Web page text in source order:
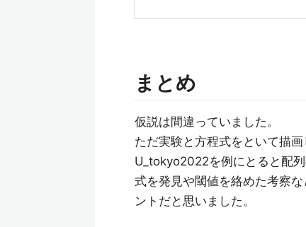
まとめ
仮説は間違っていました。
ただ実験と方程式をといて描
U_tokyo2022を例にとると配
式を発見や閾値を絡めた考察
ントだと思いました。